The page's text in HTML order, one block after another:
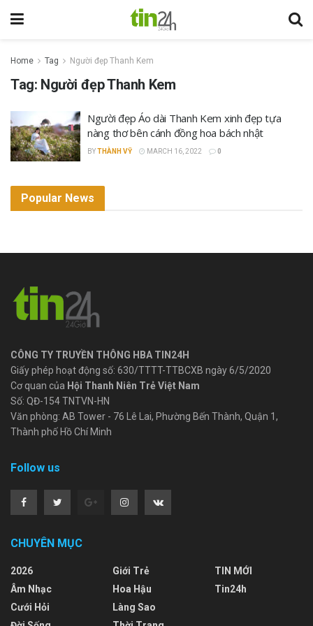
Home Tag Người đẹp Thanh Kem
Tag: Người đẹp Thanh Kem
Người đẹp Áo dài Thanh Kem xinh đẹp tựa
nàng thơ bên cánh đồng hoa bách nhật
BYTHÀNH VỸ MARCH 16, 2022 0
Popular News
CÔNG TY TRUYỀN THÔNG HBA TIN24H
Giấy phép hoạt động số: 630/TTTT-TTBCXB ngày 6/5/2020
Cơ quan của Hội Thanh Niên Trẻ Việt Nam
Số: QĐ-154 TNTVN-HN
Văn phòng: AB Tower - 76 Lê Lai, Phường Bến Thành, Quận 1,
Thành phố Hồ Chí Minh
Follow us
CHUYÊN MỤC
2026
Âm Nhạc
Cưới Hỏi
Giới Trẻ
Hoa Hậu
Làng Sao
TIN MỚI
Tin24h